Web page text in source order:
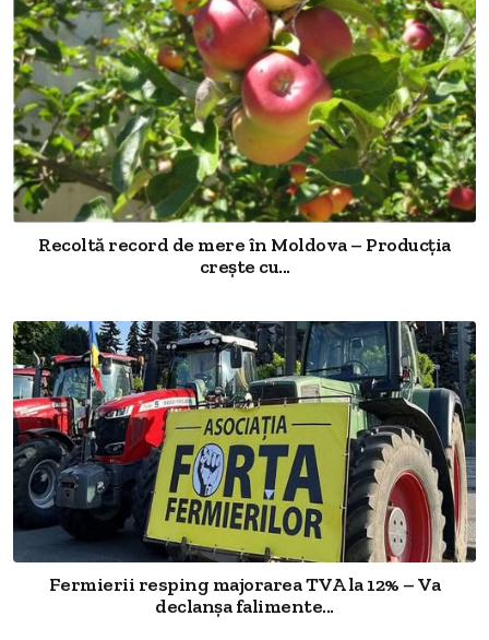
Recoltă record de mere în Moldova – Producția
crește cu...
Fermierii resping majorarea TVA la 12% – Va
declanșa falimente...